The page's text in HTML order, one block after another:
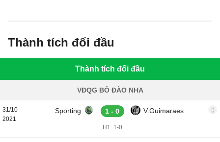
Thành tích đối đầu
Thành tích đối đầu
VĐQG BỒ ĐÀO NHA
31/10
2021
Sporting 1 - 0 V.Guimaraes
H1: 1-0